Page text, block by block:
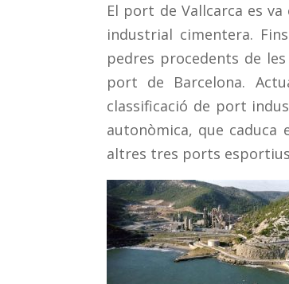
El port de Vallcarca es
industrial cimentera.
pedres procedents de
port de Barcelona.
classificació de port
autonòmica, que caduca
altres tres ports